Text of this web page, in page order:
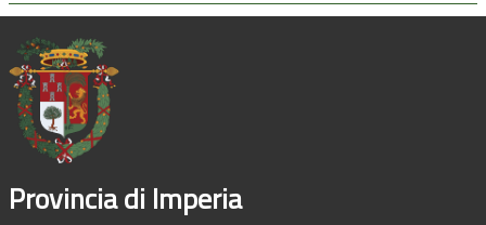
Provincia di Imperia